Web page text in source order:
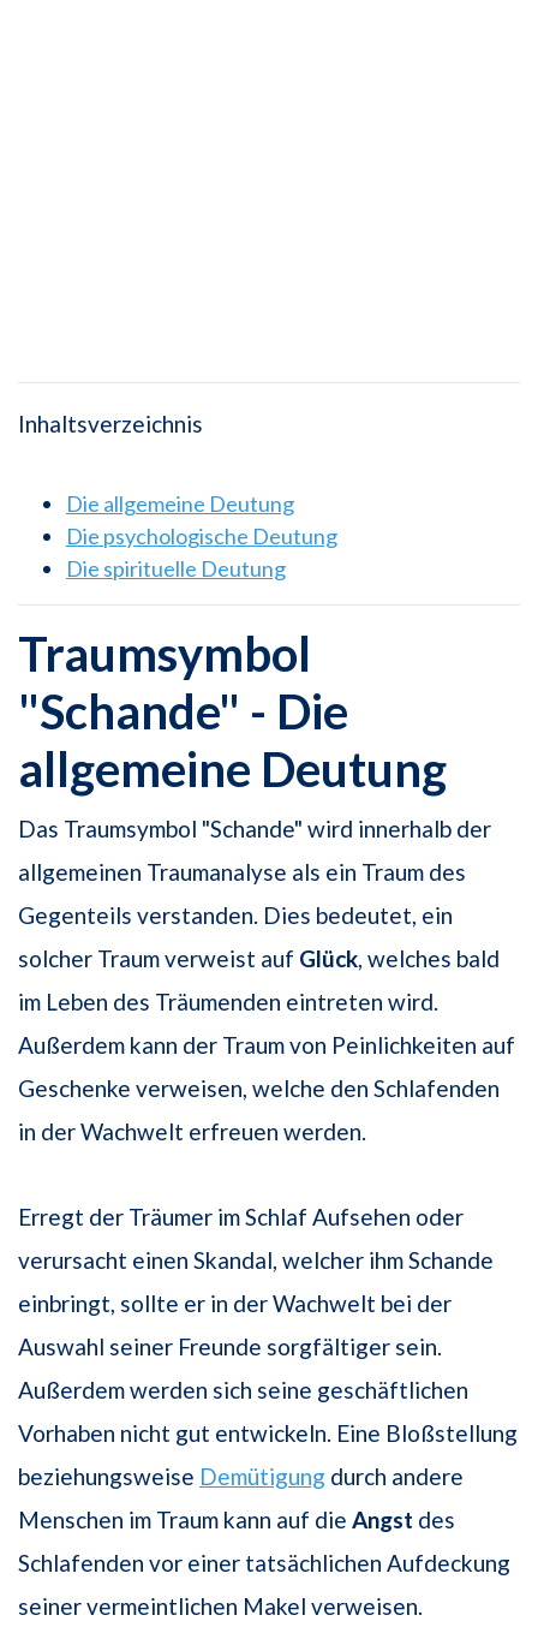
Inhaltsverzeichnis
Die allgemeine Deutung
Die psychologische Deutung
Die spirituelle Deutung
Traumsymbol
"Schande" - Die
allgemeine Deutung
Das Traumsymbol "Schande" wird innerhalb der
allgemeinen Traumanalyse als ein Traum des
Gegenteils verstanden. Dies bedeutet, ein
solcher Traum verweist auf Glück , welches bald
im Leben des Träumenden eintreten wird.
Außerdem kann der Traum von Peinlichkeiten auf
Geschenke verweisen, welche den Schlafenden
in der Wachwelt erfreuen werden.
Erregt der Träumer im Schlaf Aufsehen oder
verursacht einen Skandal, welcher ihm Schande
einbringt, sollte er in der Wachwelt bei der
Auswahl seiner Freunde sorgfältiger sein.
Außerdem werden sich seine geschäftlichen
Vorhaben nicht gut entwickeln. Eine Bloßstellung
beziehungsweise Demütigung durch andere
Menschen im Traum kann auf die Angst des
Schlafenden vor einer tatsächlichen Aufdeckung
seiner vermeintlichen Makel verweisen.